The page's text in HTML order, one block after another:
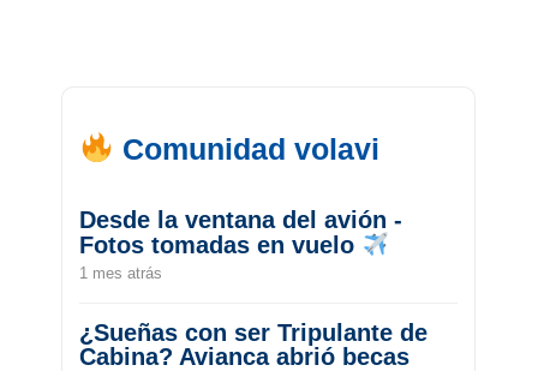
Comunidad volavi
Desde la ventana del avión -
Fotos tomadas en vuelo
1 mes atrás
¿Sueñas con ser Tripulante de
Cabina? Avianca abrió becas